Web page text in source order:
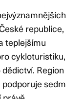
republice,
teplejšímu
cykloturistiku,
Region
sedm